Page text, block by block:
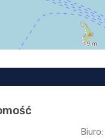
Biuro: